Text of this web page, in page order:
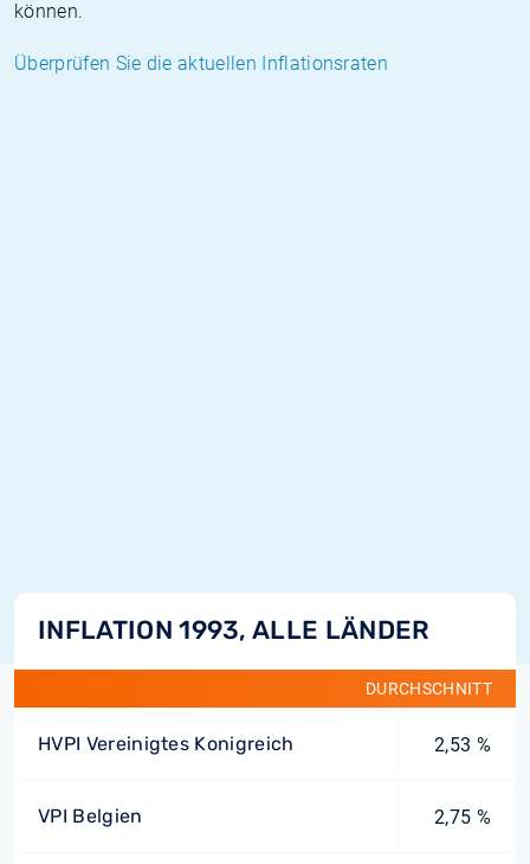
können.
Überprüfen Sie die aktuellen Inflationsraten
INFLATION 1993, ALLE LÄNDER
DURCHSCHNITT
HVPI Vereinigtes Konigreich 2,53 %
VPI Belgien 2,75 %